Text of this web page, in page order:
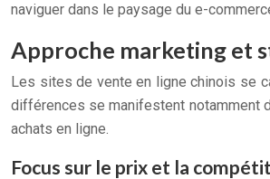
naviguer dans le paysage du e-
Approche marketing et
Les sites de vente en ligne chinois se
différences se manifestent notamment
achats en ligne.
Focus sur le prix et la